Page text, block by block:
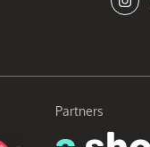
Partners